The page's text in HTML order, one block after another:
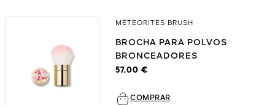
MÉTÉORITES BRUSH
BROCHA PARA POLVOS
BRONCEADORES
57.00 €
COMPRAR